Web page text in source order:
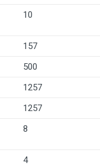
10
157
500
1257
1257
8
4